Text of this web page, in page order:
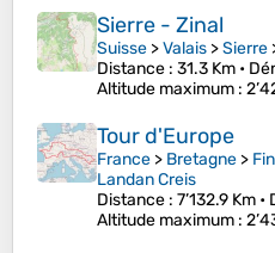
Sierre - Zinal
Suisse >Valais >Sierre
Distance : 31.3 Km •
Altitude maximum :
Tour d'Europe
France > Bretagne >
Landan Creis
Distance : 7’132.9 Km •
Altitude maximum :